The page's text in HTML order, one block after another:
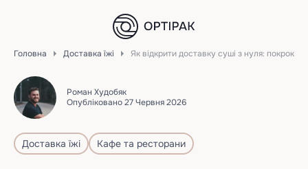
Головна Доставка їжі Як відкрити доставку суші з нуля:
Роман Худобяк
Опубліковано 27 Червня 2026
Доставка їжі Кафе та ресторани